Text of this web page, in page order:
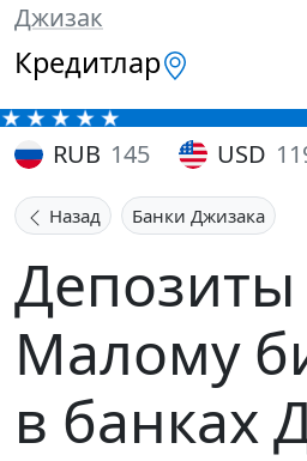
Джизак
Кредитлар
RUB 145 USD
Назад Банки Джизака
Депозиты
Малому
в банках